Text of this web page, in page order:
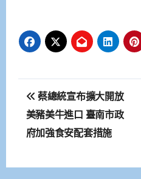
文
章
導
覽
蔡總統宣布擴大開放
美豬美牛進口 臺南市政
府加強食安配套措施